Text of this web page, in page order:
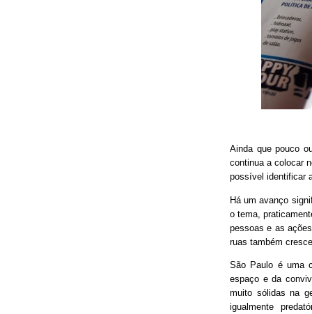
Ainda que pouco
continua a colocar
possível identificar
Há um avanço
o tema,
pessoas e as
ruas também
São Paulo é uma
espaço e da
muito sólidas na
igualmente